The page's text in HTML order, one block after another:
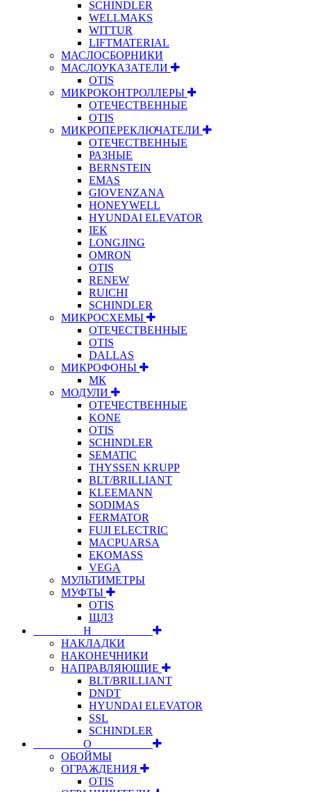
SCHINDLER
WELLMAKS
WITTUR
LIFTMATERIAL
МАСЛОСБОРНИКИ
МАСЛОУКАЗАТЕЛИ
OTIS
МИКРОКОНТРОЛЛЕРЫ
ОТЕЧЕСТВЕННЫЕ
OTIS
МИКРОПЕРЕКЛЮЧАТЕЛИ
ОТЕЧЕСТВЕННЫЕ
РАЗНЫЕ
BERNSTEIN
EMAS
GIOVENZANA
HONEYWELL
HYUNDAI ELEVATOR
IEK
LONGJING
OMRON
OTIS
RENEW
RUICHI
SCHINDLER
МИКРОСХЕМЫ
ОТЕЧЕСТВЕННЫЕ
OTIS
DALLAS
МИКРОФОНЫ
МК
МОДУЛИ
ОТЕЧЕСТВЕННЫЕ
KONE
OTIS
SCHINDLER
SEMATIC
THYSSEN KRUPP
BLT/BRILLIANT
KLEEMANN
SODIMAS
FERMATOR
FUJI ELECTRIC
MACPUARSA
EKOMASS
VEGA
МУЛЬТИМЕТРЫ
МУФТЫ
OTIS
ЩЛЗ
⠀⠀⠀⠀⠀⠀Н⠀⠀⠀⠀⠀⠀⠀
НАКЛАДКИ
НАКОНЕЧНИКИ
НАПРАВЛЯЮЩИЕ
BLT/BRILLIANT
DNDT
HYUNDAI ELEVATOR
SSL
SCHINDLER
⠀⠀⠀⠀⠀⠀О⠀⠀⠀⠀⠀⠀⠀
ОБОЙМЫ
ОГРАЖДЕНИЯ
OTIS